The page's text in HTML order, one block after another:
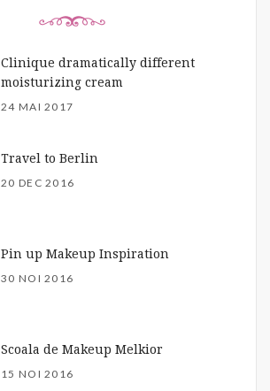
Clinique dramatically different
moisturizing cream
24 MAI 2017
Travel to Berlin
20 DEC 2016
Pin up Makeup Inspiration
30 NOI 2016
Scoala de Makeup Melkior
15 NOI 2016